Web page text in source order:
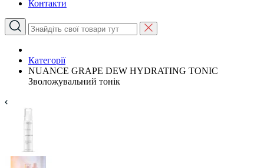
Контакти
Категорії
NUANCE GRAPE DEW HYDRATING TONIC
Зволожувальний тонік